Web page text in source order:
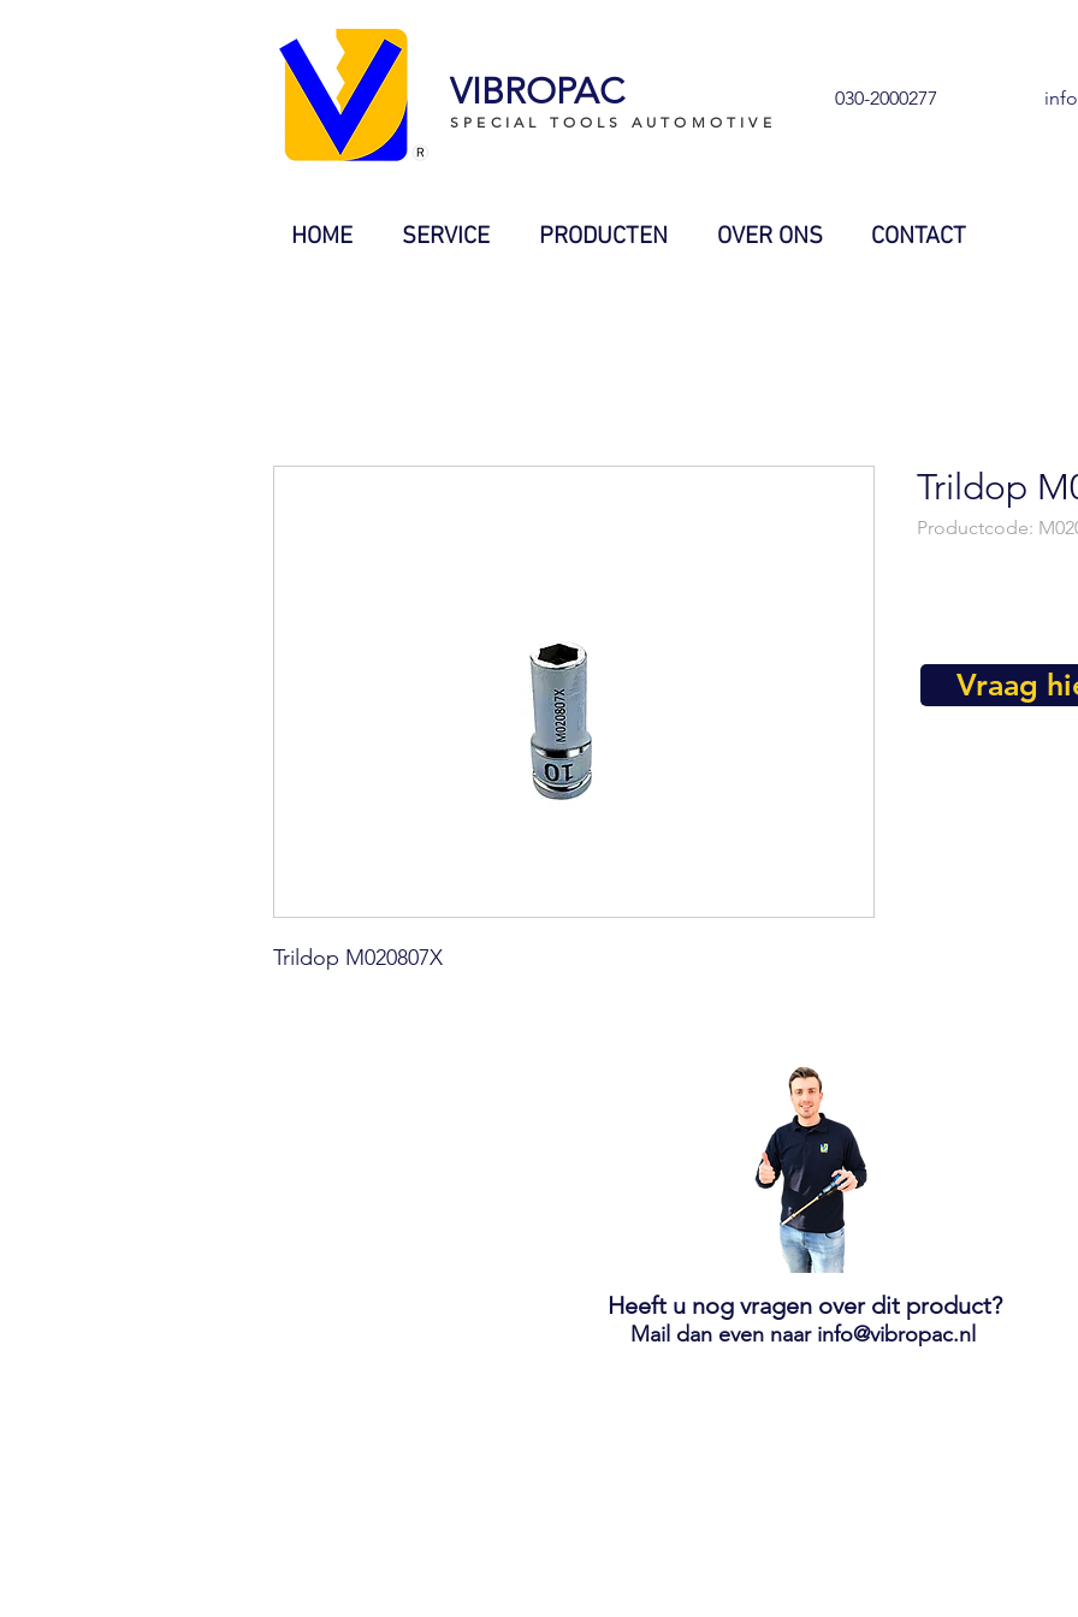
VIBROPAC
SPECIAL TOOLS AUTOMOTIVE
030-2000277
HOME SERVICE PRODUCTEN OVER ONS CONTACT
Trildop M020807X
Trildop
Productcode:
Vraag
Heeft u nog vragen over dit product?
Mail dan even naar info@vibropac.nl